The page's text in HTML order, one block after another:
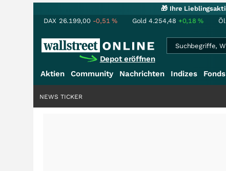
🎁 Ihre
DAX 26.199,00 -0,51% Gold 4.254,48 +0,18%
Depot eröffnen
Aktien Community Nachrichten Indizes Fonds
NEWS TICKER